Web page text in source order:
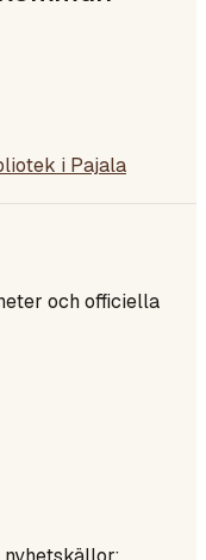
i Pajala
och officiella